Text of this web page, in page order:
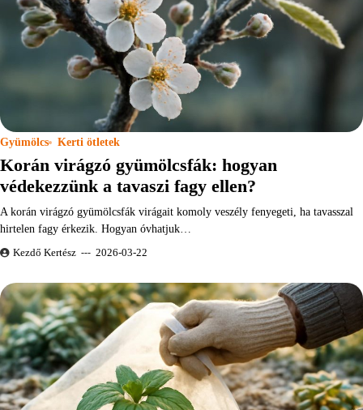
Gyümölcs Kerti ötletek
Korán virágzó gyümölcsfák: hogyan
védekezzünk a tavaszi fagy ellen?
A korán virágzó gyümölcsfák virágait komoly veszély fenyegeti, ha tavasszal
hirtelen fagy érkezik. Hogyan óvhatjuk…
Kezdő Kertész 2026-03-22